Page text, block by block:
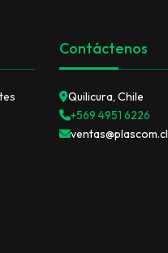
Contáctenos
Quilicura, Chile
+569 4951 6226
ventas@plascom.cl